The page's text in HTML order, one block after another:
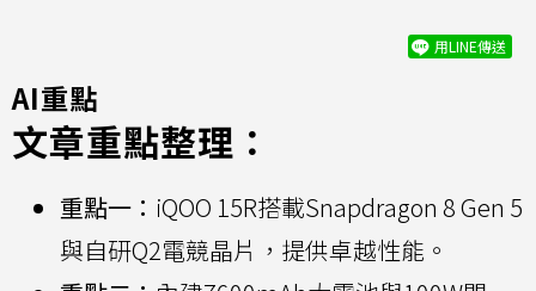
用LINE傳送
AI重點
文章重點整理：
重點一： iQOO 15R搭載Snapdragon 8 Gen 5
與自研Q2電競晶片，提供卓越性能。